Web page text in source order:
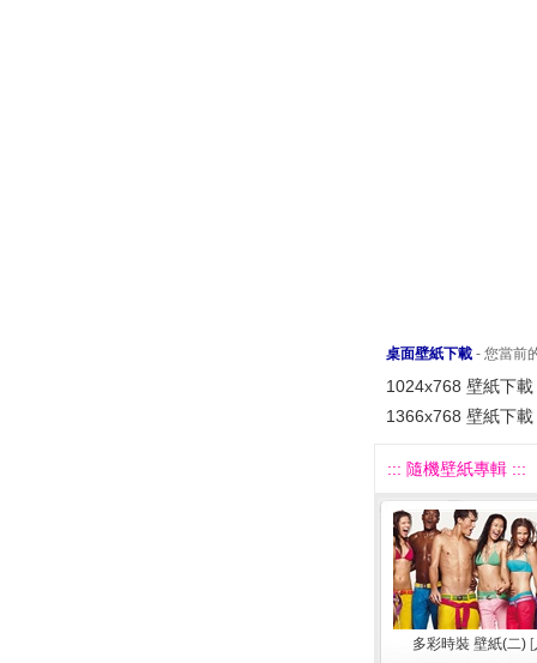
桌面壁紙下載 - 您當前
1024x768 壁紙下載
1366x768 壁紙下載
::: 隨機壁紙專輯 :::
多彩時裝 壁紙(二) [